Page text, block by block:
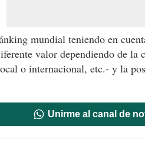
mundial teniendo en
valor dependiendo de la
o internacional, etc.- y la
Unirme al canal de